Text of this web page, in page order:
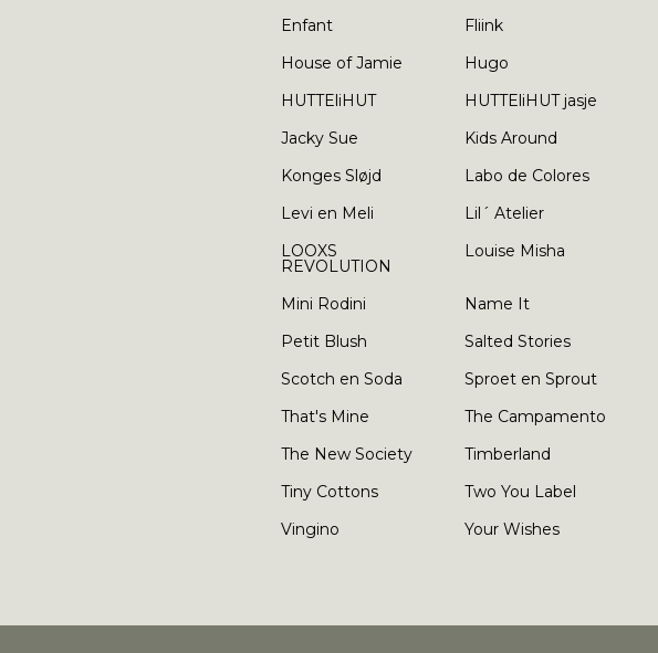
Enfant
Fliink
House of Jamie
Hugo
HUTTEliHUT
HUTTEliHUT jasje
Jacky Sue
Kids Around
Konges Sløjd
Labo de Colores
Levi en Meli
Lil´ Atelier
LOOXS
REVOLUTION
Louise Misha
Mini Rodini
Name It
Petit Blush
Salted Stories
Scotch en Soda
Sproet en Sprout
That's Mine
The Campamento
The New Society
Timberland
Tiny Cottons
Two You Label
Vingino
Your Wishes